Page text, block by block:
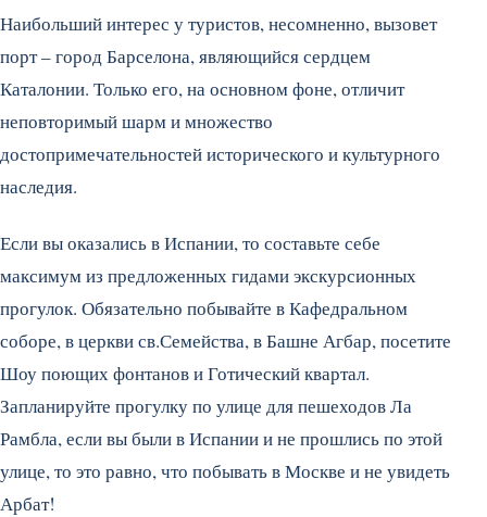
Наибольший интерес у туристов, несомненно, вызовет
порт – город Барселона, являющийся сердцем
Каталонии. Только его, на основном фоне, отличит
неповторимый шарм и множество
достопримечательностей исторического и культурного
наследия.
Если вы оказались в Испании, то составьте себе
максимум из предложенных гидами экскурсионных
прогулок. Обязательно побывайте в Кафедральном
соборе, в церкви св.Семейства, в Башне Агбар, посетите
Шоу поющих фонтанов и Готический квартал.
Запланируйте прогулку по улице для пешеходов Ла
Рамбла, если вы были в Испании и не прошлись по этой
улице, то это равно, что побывать в Москве и не увидеть
Арбат!